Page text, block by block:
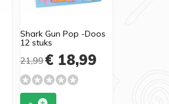
Shark Gun Pop -Doos
12 stuks
21,99€ 18,99